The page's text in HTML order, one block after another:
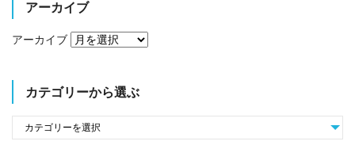
アーカイブ
アーカイブ
カテゴリーから選ぶ